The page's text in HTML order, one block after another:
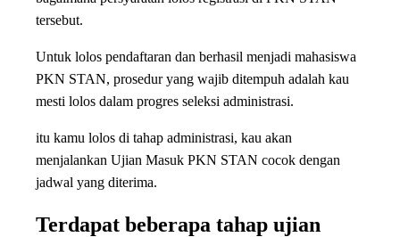
tersebut.
Untuk lolos pendaftaran dan berhasil menjadi mahasiswa
PKN STAN, prosedur yang wajib ditempuh adalah kau
mesti lolos dalam progres seleksi administrasi.
itu kamu lolos di tahap administrasi, kau akan
menjalankan Ujian Masuk PKN STAN cocok dengan
jadwal yang diterima.
Terdapat beberapa tahap ujian